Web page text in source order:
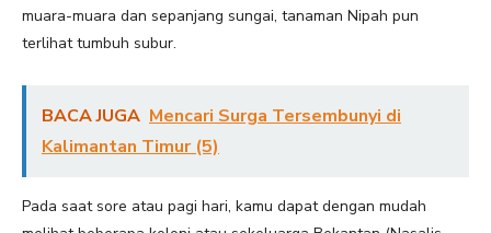
muara-muara dan sepanjang sungai, tanaman Nipah pun
terlihat tumbuh subur.
BACA JUGA Mencari Surga Tersembunyi di
Kalimantan Timur (5)
Pada saat sore atau pagi hari, kamu dapat dengan mudah